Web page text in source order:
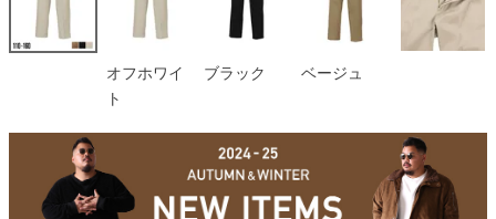
オフホワイ
ト
ブラック ベージュ